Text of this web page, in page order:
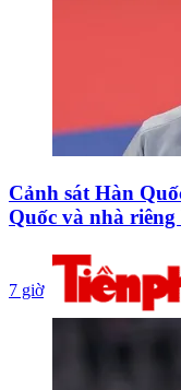
Cảnh sát Hàn
Quốc và nhà
7 giờ